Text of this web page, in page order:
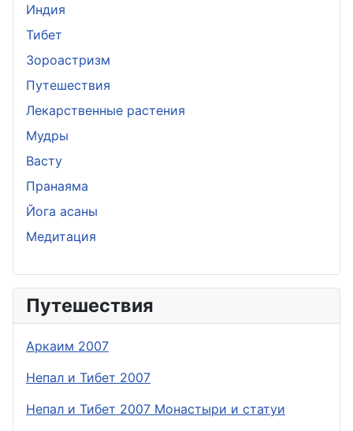
Индия
Тибет
Зороастризм
Путешествия
Лекарственные растения
Мудры
Васту
Пранаяма
Йога асаны
Медитация
Путешествия
Аркаим 2007
Непал и Тибет 2007
Непал и Тибет 2007 Монастыри и статуи